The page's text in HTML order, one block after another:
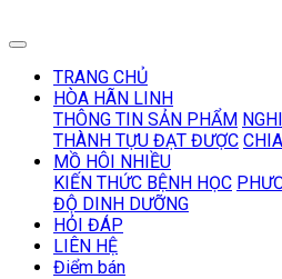
TRANG CHỦ
HÒA HÃN LINH
THÔNG TIN SẢN PHẨM
THÀNH TỰU ĐẠT ĐƯỢC
MỒ HÔI NHIỀU
KIẾN THỨC BỆNH HỌC
ĐỘ DINH DƯỠNG
HỎI ĐÁP
LIÊN HỆ
Điểm bán